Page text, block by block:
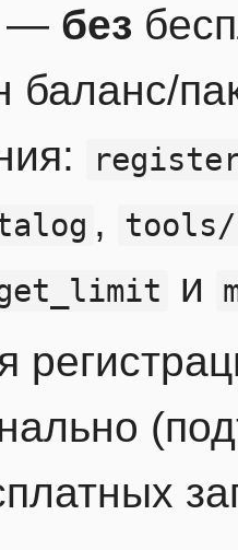
— без
баланс/
,
get_limit
и